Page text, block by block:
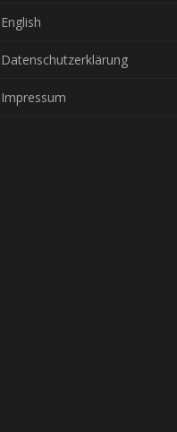
English
Datenschutzerklärung
Impressum